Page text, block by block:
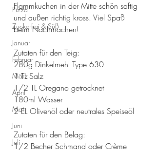
Pizza
Zuckerfrei & Süß
Januar
Februar
März
April
Mai
Juni
Juli
Flammkuchen in der Mitte schön saftig
und außen richtig kross. Viel Spaß
beim Nachmachen!
Zutaten für den Teig:
280g Dinkelmehl Type 630
1 TL Salz
1/2 TL Oregano getrocknet
180ml Wasser
2 EL Olivenöl oder neutrales Speiseöl
Zutaten für den Belag:
1/2 Becher Schmand oder Crème